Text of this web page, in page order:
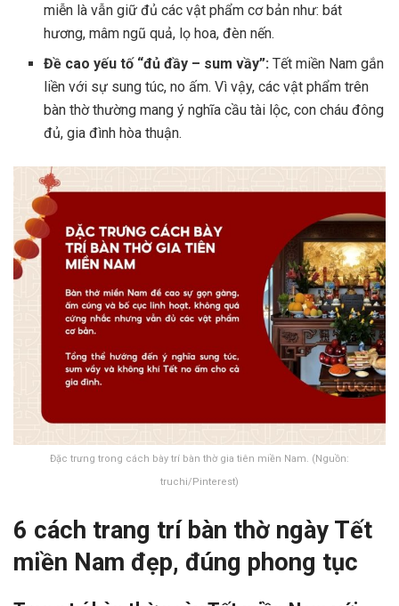
miễn là vẫn giữ đủ các vật phẩm cơ bản như: bát
hương, mâm ngũ quả, lọ hoa, đèn nến.
Đề cao yếu tố “đủ đầy – sum vầy”: Tết miền Nam gắn
liền với sự sung túc, no ấm. Vì vậy, các vật phẩm trên
bàn thờ thường mang ý nghĩa cầu tài lộc, con cháu đông
đủ, gia đình hòa thuận.
Đặc trưng trong cách bày trí bàn thờ gia tiên miền Nam. (Nguồn:
truchi/Pinterest)
6 cách trang trí bàn thờ ngày Tết
miền Nam đẹp, đúng phong tục